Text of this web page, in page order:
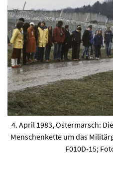
4. April 1983, Ostermarsch:
Menschenkette um das
F010D-15;